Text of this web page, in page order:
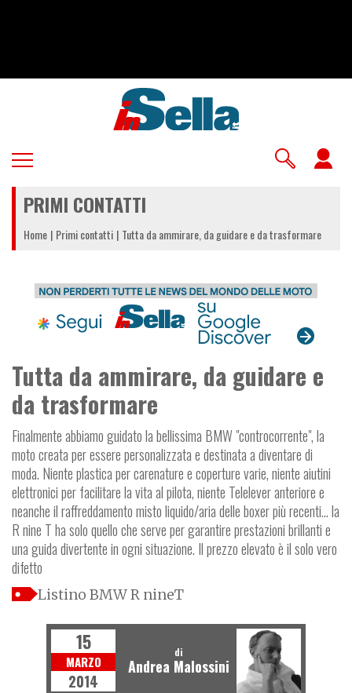
PRIMI CONTATTI
Home Primi contatti Tutta da ammirare, da guidare e da trasformare
Tutta da ammirare, da guidare e
da trasformare
Finalmente abbiamo guidato la bellissima BMW "controcorrente", la
moto creata per essere personalizzata e destinata a diventare di
moda. Niente plastica per carenature e coperture varie, niente aiutini
elettronici per facilitare la vita al pilota, niente Telelever anteriore e
neanche il raffreddamento misto liquido/aria delle boxer più recenti... la
R nine T ha solo quello che serve per garantire prestazioni brillanti e
una guida divertente in ogni situazione. Il prezzo elevato è il solo vero
difetto
Listino BMW R nineT
15
MARZO
2014
di
Andrea Malossini